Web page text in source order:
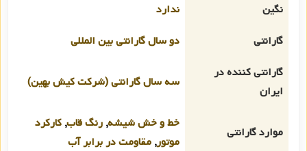
نگین
ندارد
گارانتی
دو سال گارانتی بین المللی
گارانتی کننده در
ایران
سه سال گارانتی (شرکت کیش بهین)
موارد گارانتی
خط و خش شیشه, رنگ قاب, کارکرد
موتور, مقاومت در برابر آب